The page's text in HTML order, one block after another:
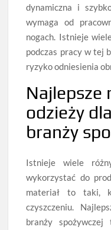
dynamiczna i
wymaga od
nogach. Istnieje
podczas pracy w tej
ryzyko odniesienia
Najlepsze
odzieży
branży
Istnieje wiele
wykorzystać do
materiał to taki,
czyszczeniu.
branży